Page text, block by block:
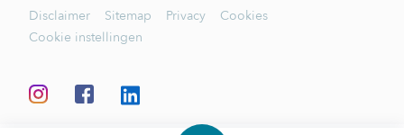
Disclaimer
Sitemap Privacy
Cookies
Cookie instellingen